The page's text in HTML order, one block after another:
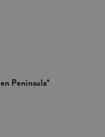
Península*